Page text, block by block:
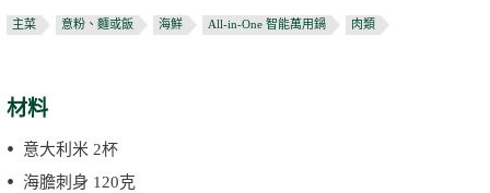
主菜 意粉、麵或飯 海鮮 All-in-One 智能萬用鍋 肉類
材料
意大利米 2杯
海膽刺身 120克